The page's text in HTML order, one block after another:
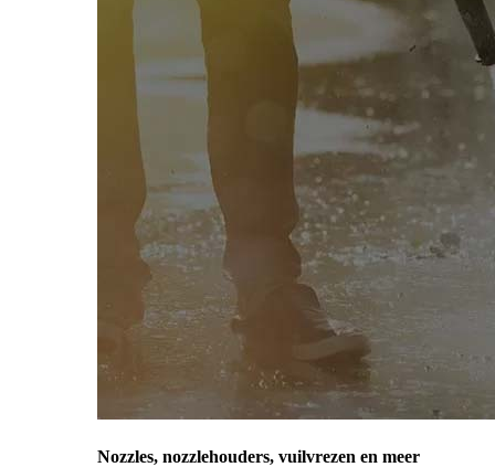
Nozzles, nozzlehouders, vuilvrezen en meer